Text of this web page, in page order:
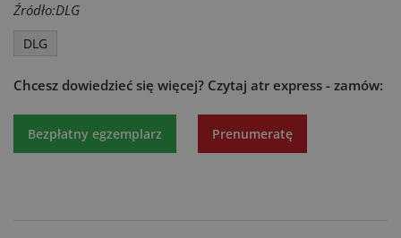
Źródło:DLG
DLG
Chcesz dowiedzieć się więcej? Czytaj atr express - zamów:
Bezpłatny egzemplarz Prenumeratę